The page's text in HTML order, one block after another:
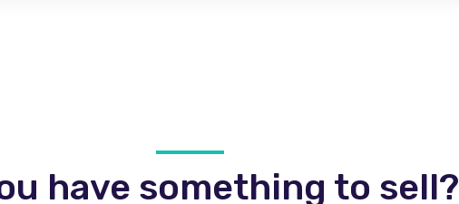
have something to sell?